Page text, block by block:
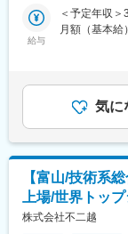
す。）未経
呼び出しは
す。（日程
ます）場合に
当し、超純
設備改造工事
■業務の魅力
社会インフ
水処理技術
■就業環境
フレックスタ
働きやすさ・
■国内全体の
給与
＜予定年収
月額（基本
れます。・
金額であり
は固定手当を
気に
【富山/技術系
上場/世界トッ
株式会社不二越